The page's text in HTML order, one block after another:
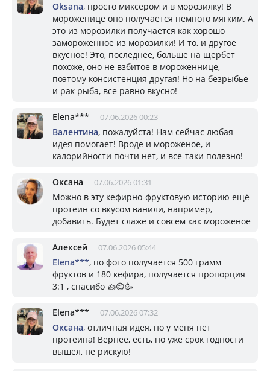
Oksana, просто миксером и в морозилку! В
мороженице оно получается немного мягким. А
это из морозилки получается как хорошо
замороженное из морозилки! И то, и другое
вкусное! Это, последнее, больше на щербет
похоже, оно не взбитое в мороженнице,
поэтому консистенция другая! Но на безрыбье
и рак рыба, все равно вкусно!
Elena*** 07.06.2026 00:23
Валентина, пожалуйста! Нам сейчас любая
идея помогает! Вроде и мороженое, и
калорийности почти нет, и все-таки полезно!
Оксана 07.06.2026 01:31
Можно в эту кефирно-фруктовую историю ещё
протеин со вкусом ванили, например,
добавить. Будет слаже и совсем как мороженое
Алексей 07.06.2026 05:44
Elena***, по фото получается 500 грамм
фруктов и 180 кефира, получается пропорция
3:1 , спасибо 👍😄🥳
Elena*** 07.06.2026 07:32
Оксана, отличная идея, но у меня нет
протеина! Вернее, есть, но уже срок годности
вышел, не рискую!